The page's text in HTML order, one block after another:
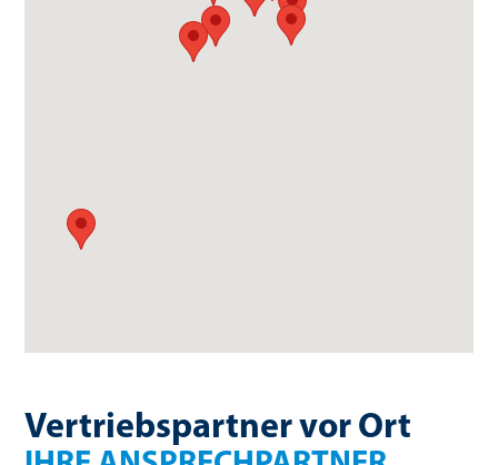
können, akzeptieren Sie
bitte die Cookies.
Vertriebspartner vor Ort